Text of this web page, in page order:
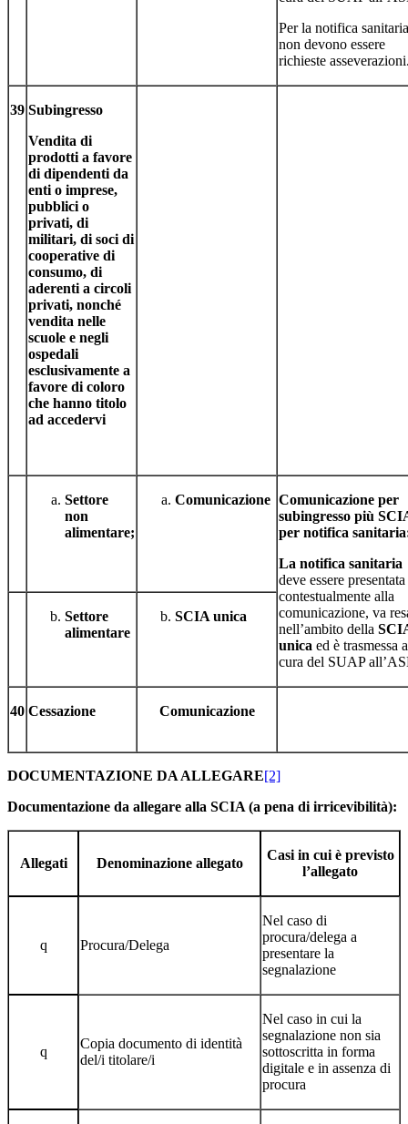
Per la notifica sanitaria
non devono essere
richieste
39 Subingresso
Vendita di
prodotti a favore
di dipendenti da
enti o imprese,
pubblici o
privati, di
militari, di soci di
cooperative di
consumo, di
aderenti a circoli
privati, nonché
vendita nelle
scuole e negli
ospedali
esclusivamente a
favore di coloro
che hanno titolo
ad accedervi
Settore
non
alimentare;
Comunicazione Comunicazione per
subingresso più
per notifica
La notifica sanitaria
deve essere presentata
contestualmente alla
comunicazione, va
nell’ambito della
unica ed è trasmessa a
cura del SUAP
Settore
alimentare
SCIA unica
40 Cessazione Comunicazione
DOCUMENTAZIONE DA ALLEGARE[2]
Documentazione da allegare alla SCIA (a pena di irricevibilità):
Allegati Denominazione allegato
Casi in cui è previsto
l’allegato
q Procura/Delega
Nel caso di
procura/delega a
presentare la
segnalazione
q
Copia documento di identità
del/i titolare/i
Nel caso in cui la
segnalazione non sia
sottoscritta in forma
digitale e in assenza di
procura